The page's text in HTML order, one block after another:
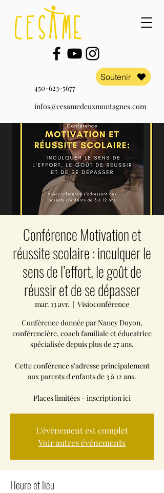
Soutenir
450-623-5677
infos@cesamedeuxmontagnes.com
Conférence Motivation et
réussite scolaire : inculquer le
sens de l’effort, le goût de
réussir et de se dépasser
mar. 13 avr.
  |
Visioconférence
Conférence donnée par Nancy Doyon,
conférencière, coach familiale et éducatrice
spécialisée depuis plus de 27 ans.
Cette conférence s'adresse principalement
aux parents d'enfants de 3 à 12 ans.
Places limitées - inscription ici
L'évènement est complet
Voir autres événements
Heure et lieu